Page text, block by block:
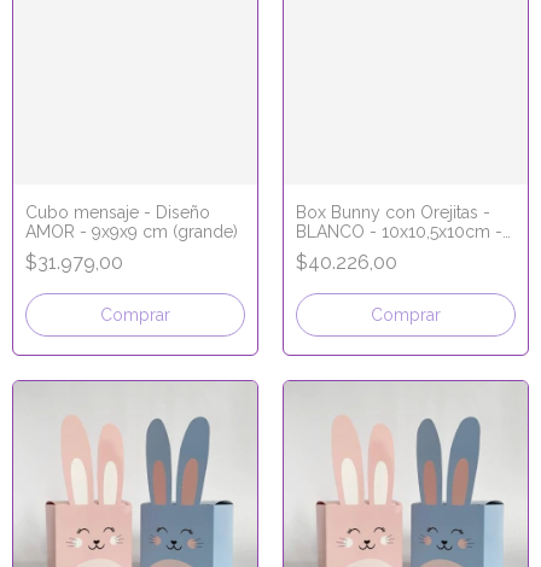
Cubo mensaje - Diseño
AMOR - 9x9x9 cm (grande)
$31.979,00
Comprar
Box Bunny con Orejitas -
BLANCO - 10x10,5x10cm -
Soporte para huevo entero
$40.226,00
Comprar